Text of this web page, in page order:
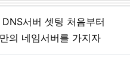
서버 셋팅 처음부터
의 네임서버를 가지자